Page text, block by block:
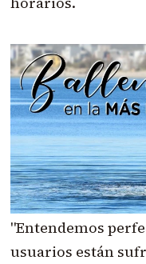
"Entendemos
usuarios están